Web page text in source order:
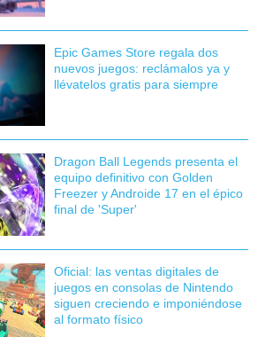
Epic Games Store regala dos
nuevos juegos: reclámalos ya y
llévatelos gratis para siempre
Dragon Ball Legends presenta el
equipo definitivo con Golden
Freezer y Androide 17 en el épico
final de 'Super'
Oficial: las ventas digitales de
juegos en consolas de Nintendo
siguen creciendo e imponiéndose
al formato físico